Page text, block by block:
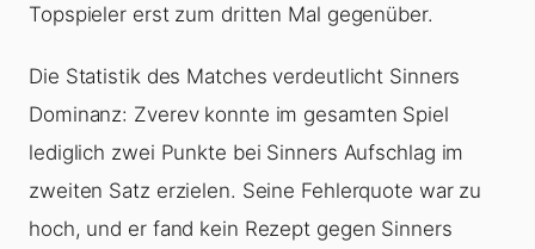
Topspieler erst zum dritten Mal gegenüber.
Die Statistik des Matches verdeutlicht Sinners
Dominanz: Zverev konnte im gesamten Spiel
lediglich zwei Punkte bei Sinners Aufschlag im
zweiten Satz erzielen. Seine Fehlerquote war zu
hoch, und er fand kein Rezept gegen Sinners